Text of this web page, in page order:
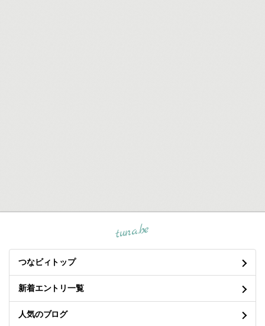
tuna.be
つなビィトップ
新着エントリ一覧
人気のブログ